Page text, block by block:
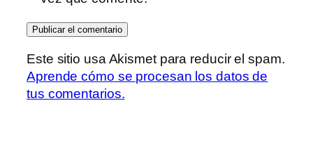
Este sitio usa Akismet para reducir el spam.
Aprende cómo se procesan los datos de
tus comentarios.